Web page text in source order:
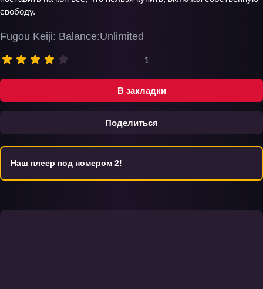
В закладки
Поделиться
Fugou Keiji: Balance:Unlimited
1
свободу.
Наш плеер под номером 2!